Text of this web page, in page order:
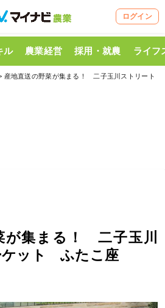
ログイン
ル 農業経営 採用・就農 ライフ
産地直送の野菜が集まる！ 二子玉川ストリート
が集まる！ 二子玉川
ケット ふたこ座